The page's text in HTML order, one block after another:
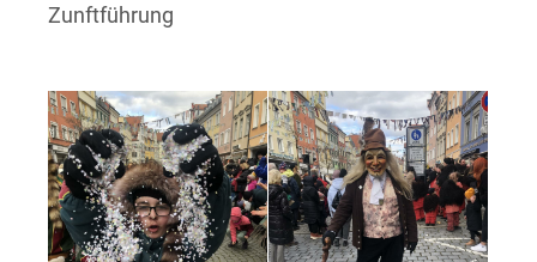
Zunftführung